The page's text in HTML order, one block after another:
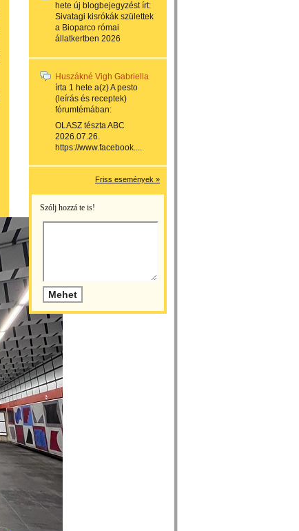
hete új blogbejegyzést írt:
Sivatagi kisrókák születtek
a Bioparco római
állatkertben 2026
Huszákné Vigh Gabriella
írta 1 hete a(z)A pesto
(leírás és receptek)
fórumtémában:
OLASZ tészta ABC
2026.07.26.
https://www.facebook....
Friss események »
Szólj hozzá te is!